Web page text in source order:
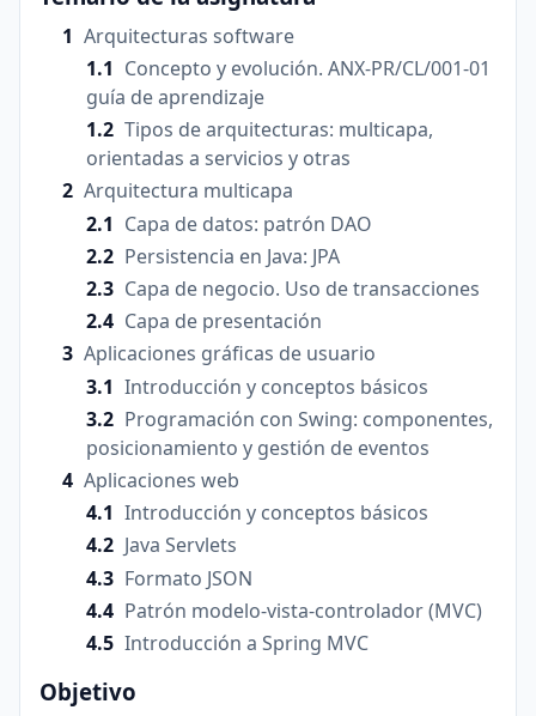
Arquitecturas software
Concepto y evolución. ANX-PR/CL/001-01
guía de aprendizaje
Tipos de arquitecturas: multicapa,
orientadas a servicios y otras
Arquitectura multicapa
Capa de datos: patrón DAO
Persistencia en Java: JPA
Capa de negocio. Uso de transacciones
Capa de presentación
Aplicaciones gráficas de usuario
Introducción y conceptos básicos
Programación con Swing: componentes,
posicionamiento y gestión de eventos
Aplicaciones web
Introducción y conceptos básicos
Java Servlets
Formato JSON
Patrón modelo-vista-controlador (MVC)
Introducción a Spring MVC
Objetivo